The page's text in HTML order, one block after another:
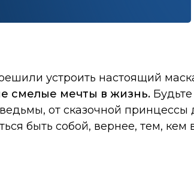
устроить настоящий
смелые мечты в жизнь.
от сказочной принцессы
быть собой, вернее, тем, кем